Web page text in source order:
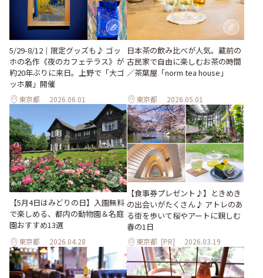
5/29-8/12｜限定グッズも♪ ゴッ
ホの名作《夜のカフェテラス》が
約20年ぶりに来日。上野で「大ゴ
ッホ展」開催
東京都 2026.06.01
日本茶の飲み比べが人気。蔵前の
古民家で自由に楽しむお茶の時間
／茶葉屋「norm tea house」
東京都 2026.05.01
【5月4日はみどりの日】入園無料
で楽しめる、都内の動物園＆名庭
園おすすめ13選
東京都 2026.04.28
【食事券プレゼント♪】ときめき
の出会いがたくさん♪ アトレのあ
る街を歩いて桜やアートに親しむ
春の1日
東京都 [PR] 2026.03.19